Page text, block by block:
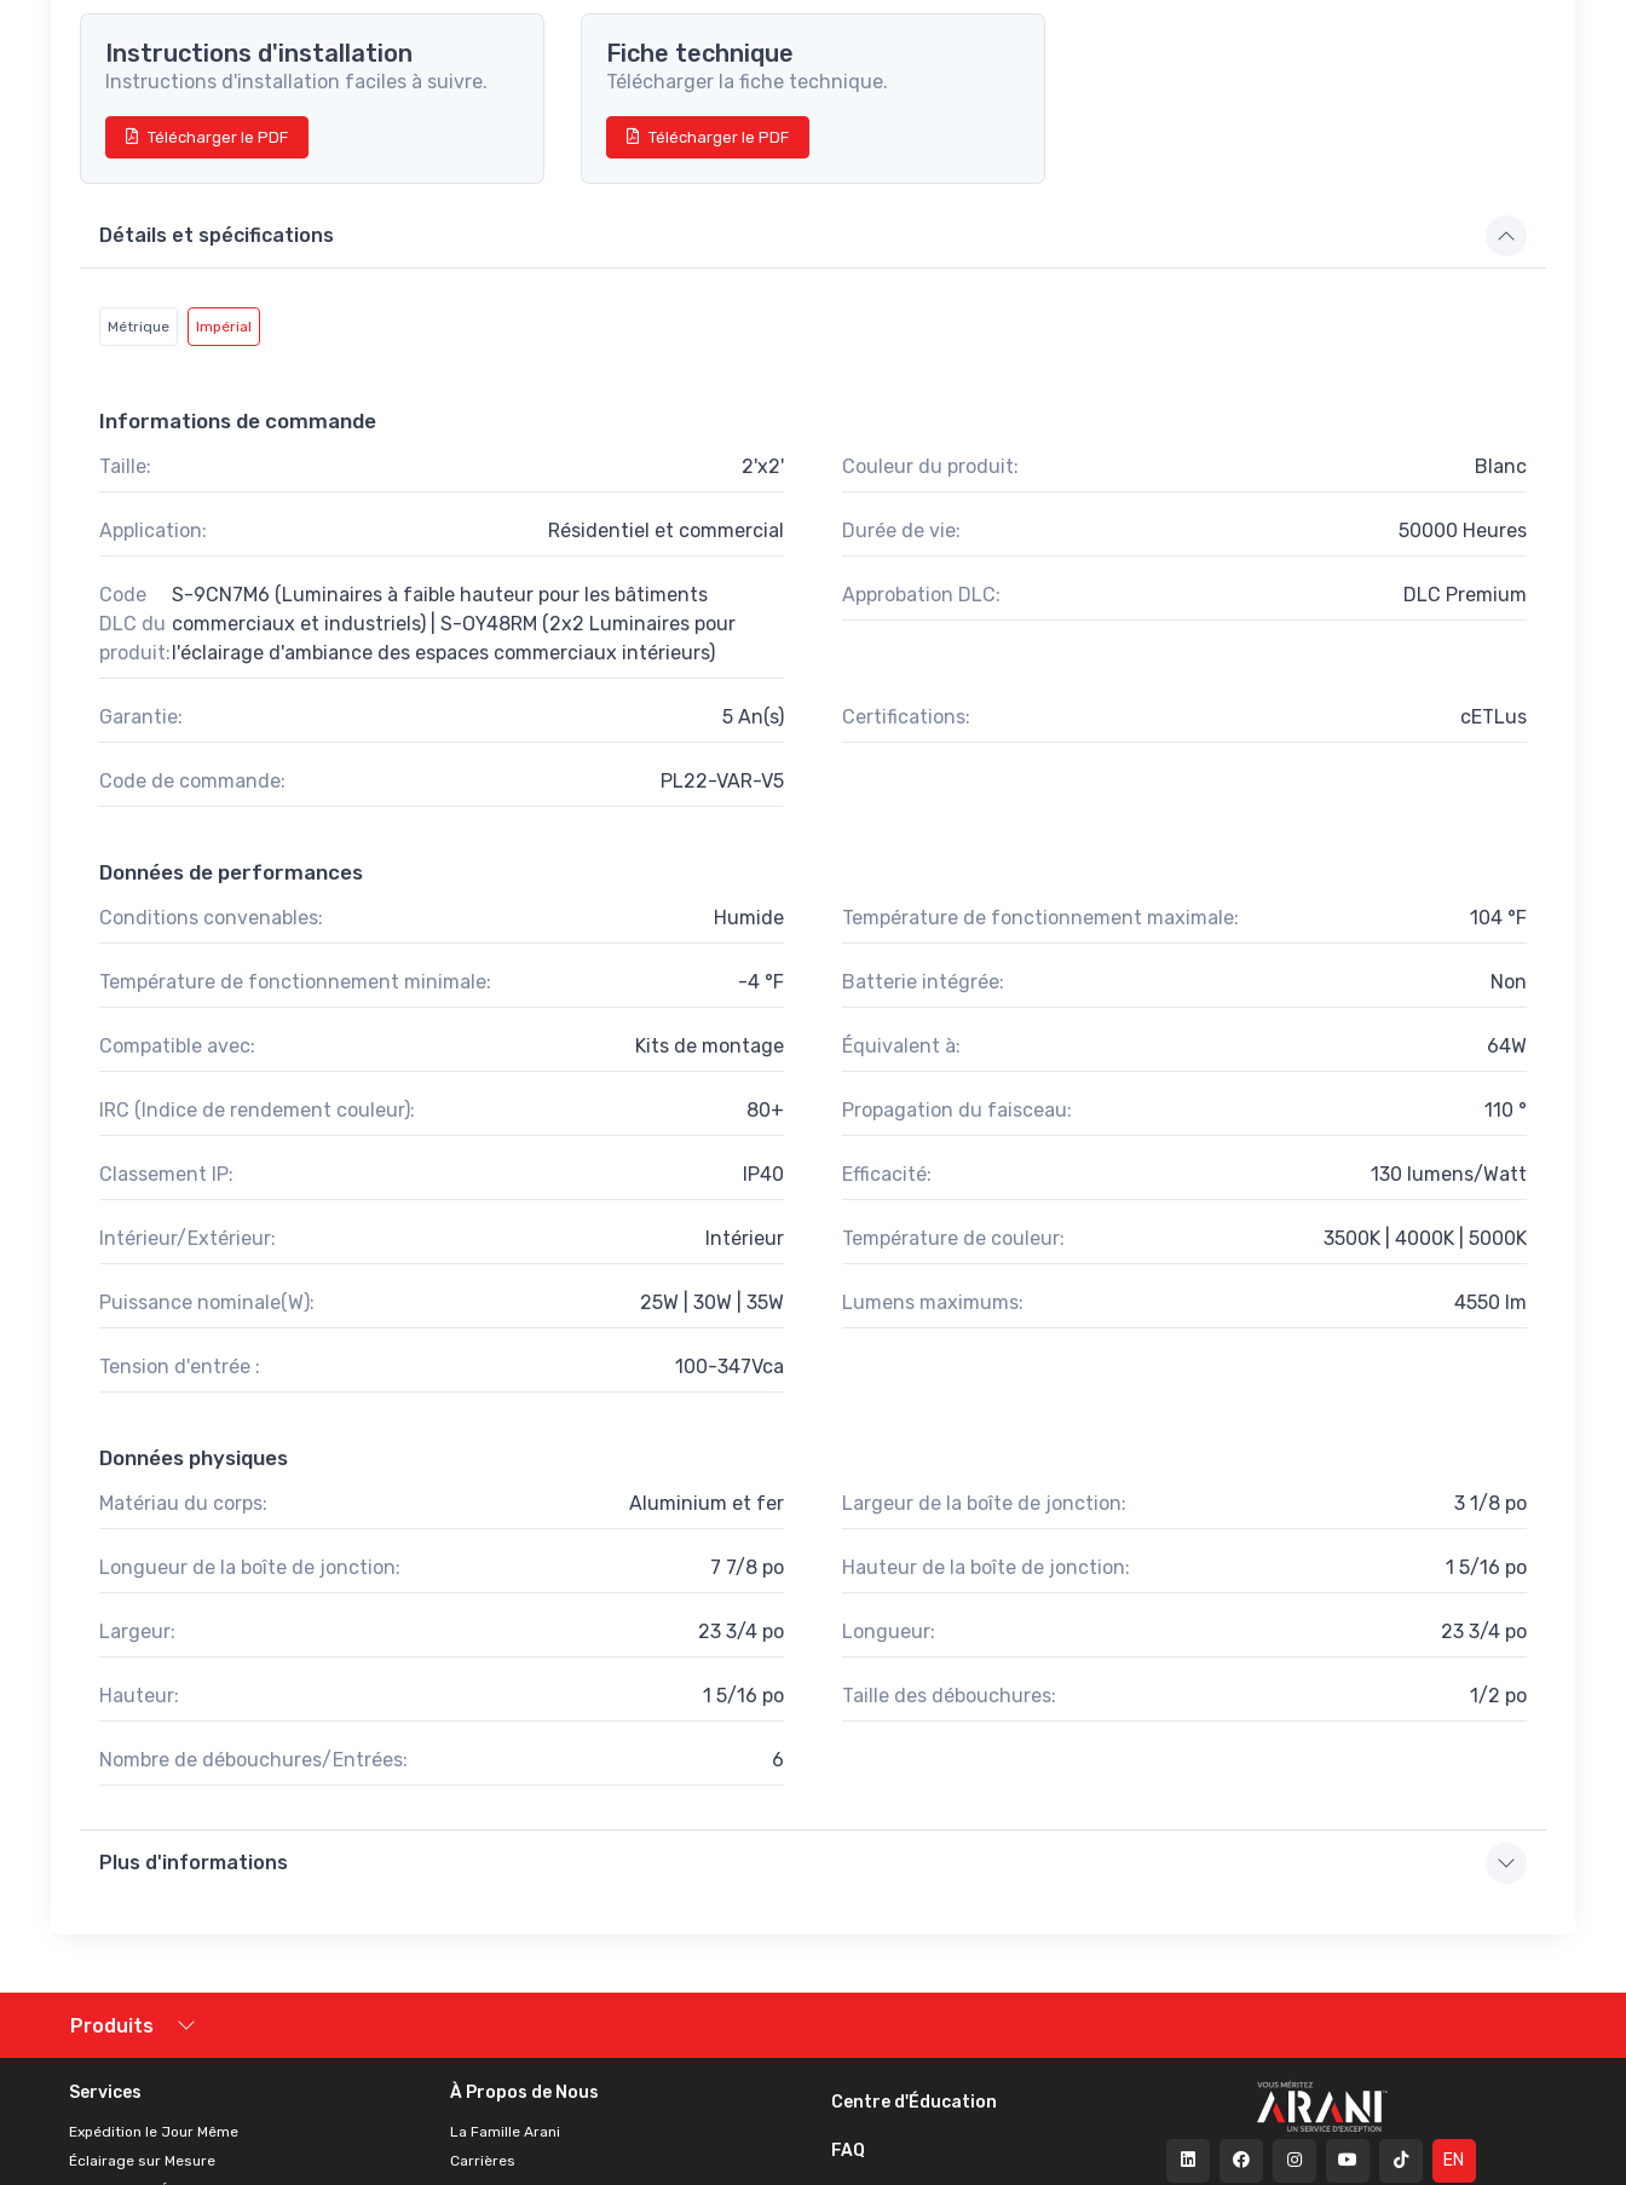
Instructions d'installation
Instructions d'installation faciles à suivre.
Télécharger le PDF
Fiche technique
Télécharger la fiche technique.
Télécharger le PDF
Détails et spécifications
Métrique Impérial
Informations de commande
Taille: 2'x2' Couleur du produit: Blanc
Application: Résidentiel et commercial Durée de vie: 50000 Heures
Code
DLC du
produit:
S-9CN7M6 (Luminaires à faible hauteur pour les bâtiments
commerciaux et industriels) | S-OY48RM (2x2 Luminaires pour
l'éclairage d'ambiance des espaces commerciaux intérieurs)
Approbation DLC: DLC Premium
Garantie: 5 An(s) Certifications: cETLus
Code de commande: PL22-VAR-V5
Données de performances
Conditions convenables: Humide Température de fonctionnement maximale: 104 °F
Température de fonctionnement minimale: -4 °F Batterie intégrée: Non
Compatible avec: Kits de montage Équivalent à: 64W
IRC (Indice de rendement couleur): 80+ Propagation du faisceau: 110 °
Classement IP: IP40 Efficacité: 130 lumens/Watt
Intérieur/Extérieur: Intérieur Température de couleur: 3500K | 4000K | 5000K
Puissance nominale(W): 25W | 30W | 35W Lumens maximums: 4550 lm
Tension d'entrée : 100-347Vca
Données physiques
Matériau du corps: Aluminium et fer Largeur de la boîte de jonction: 3 1/8 po
Longueur de la boîte de jonction: 7 7/8 po Hauteur de la boîte de jonction: 1 5/16 po
Largeur: 23 3/4 po Longueur: 23 3/4 po
Hauteur: 1 5/16 po Taille des débouchures: 1/2 po
Nombre de débouchures/Entrées: 6
Plus d'informations
Produits
Services
Expédition le Jour Même
Éclairage sur Mesure
À Propos de Nous
La Famille Arani
Carrières
Centre d'Éducation
FAQ EN